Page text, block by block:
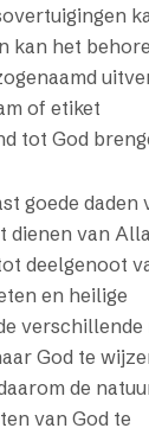
kan het
of etiket
tot God
goede daden
dienen van
deelgenoot
en heilige
verschillende
God te
de
van God te